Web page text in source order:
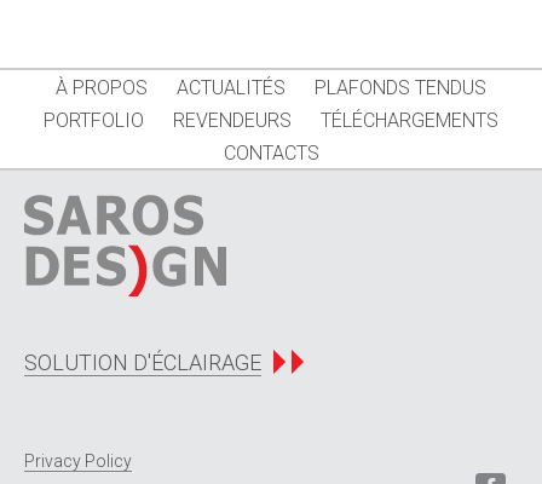
À PROPOS ACTUALITÉS
PLAFONDS TENDUS
PORTFOLIO
REVENDEURS
TÉLÉCHARGEMENTS
CONTACTS
SOLUTION D'ÉCLAIRAGE
Privacy Policy